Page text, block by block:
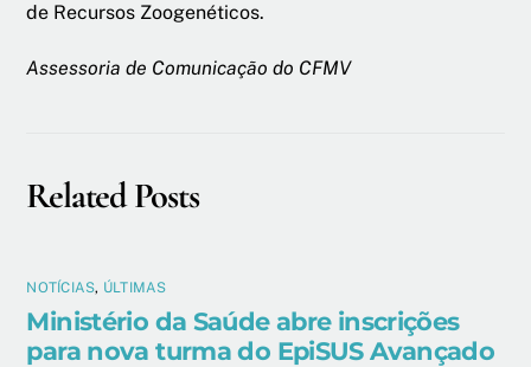
de Recursos Zoogenéticos.
Assessoria de Comunicação do CFMV
Related Posts
NOTÍCIAS, ÚLTIMAS
Ministério da Saúde abre inscrições
para nova turma do EpiSUS Avançado